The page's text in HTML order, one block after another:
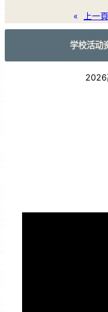
« 上一頁
学校活动
2026